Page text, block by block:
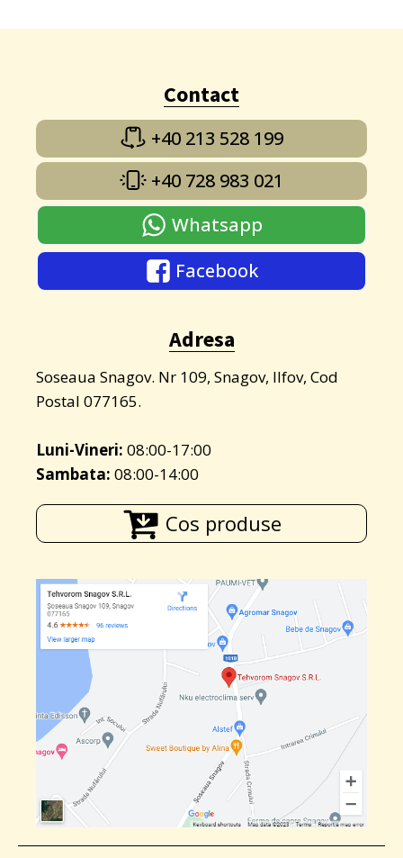
Contact
+40 213 528 199
+40 728 983 021
Whatsapp
Facebook
Adresa
Soseaua Snagov. Nr 109, Snagov, Ilfov, Cod
Postal 077165.
Luni-Vineri: 08:00-17:00
Sambata: 08:00-14:00
Cos produse